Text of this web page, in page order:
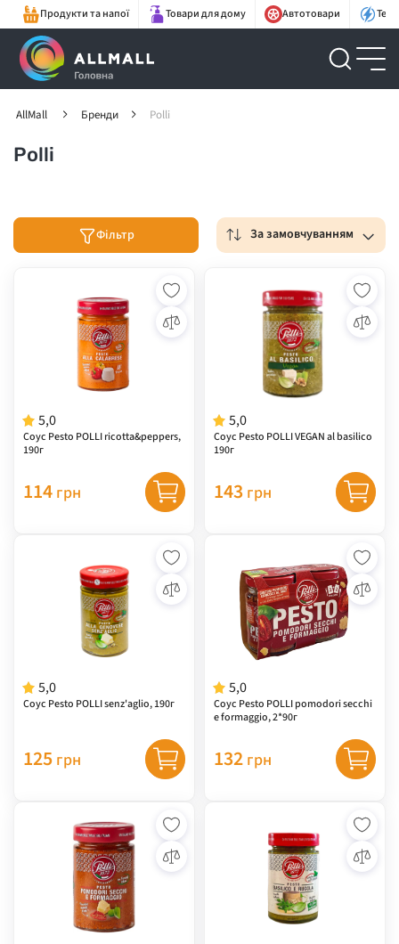
Продукти та напої Товари для дому Автотовари
AllMall Бренди Polli
Polli
Фільтр За замовчуванням
5,0
Соус Pesto POLLI ricotta&peppers,
190г
114 грн
5,0
Соус Pesto POLLI VEGAN al basilico
190г
143 грн
5,0
Соус Pesto POLLI senz'aglio, 190г
125 грн
5,0
Соус Pesto POLLI pomodori secchi
e formaggio, 2*90г
132 грн